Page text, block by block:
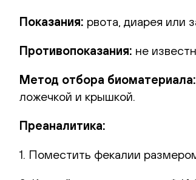
Показания: рвота, диарея или
Противопоказания: не
Метод отбора биоматериала:
ложечкой и крышкой.
Преаналитика:
1. Поместить фекалии